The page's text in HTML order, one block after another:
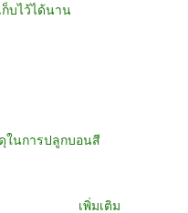
บไว้ได้นาน
ในการปลูกบอนสี
เพิ่มเติม